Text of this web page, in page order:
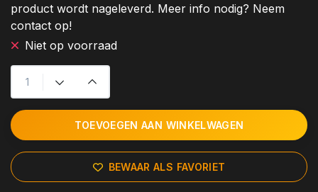
product wordt nageleverd. Meer info nodig? Neem
contact op!
Niet op voorraad
TOEVOEGEN AAN WINKELWAGEN
BEWAAR ALS FAVORIET